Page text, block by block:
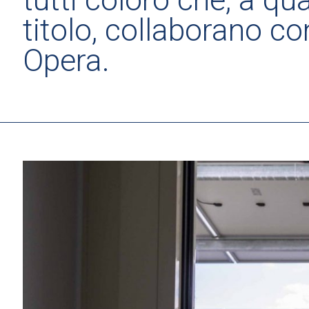
titolo, collaborano
Opera.